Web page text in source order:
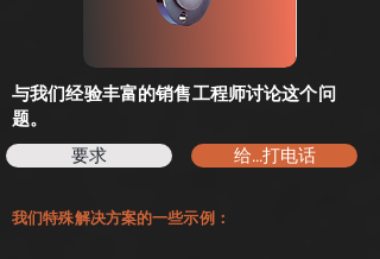
与我们经验丰富的销售工程师讨论这个问
题。
要求 给...打电话
我们特殊解决方案的一些示例：